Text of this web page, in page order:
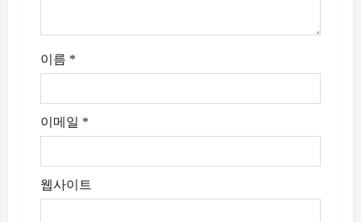
이름 *
이메일 *
웹사이트